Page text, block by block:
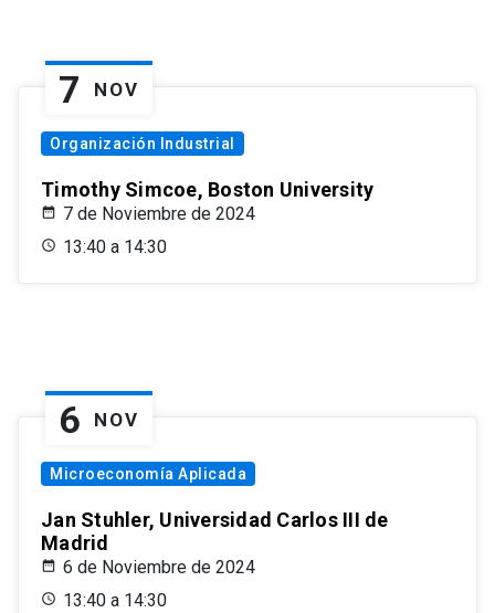
7 NOV
Organización Industrial
Timothy Simcoe, Boston University
7 de Noviembre de 2024
13:40 a 14:30
6 NOV
Microeconomía Aplicada
Jan Stuhler, Universidad Carlos III de
Madrid
6 de Noviembre de 2024
13:40 a 14:30